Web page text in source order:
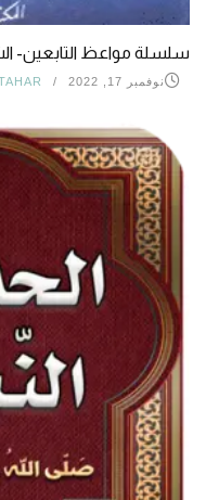
سلسلة مواعظ التابعين-
نوفمبر 17, 2022